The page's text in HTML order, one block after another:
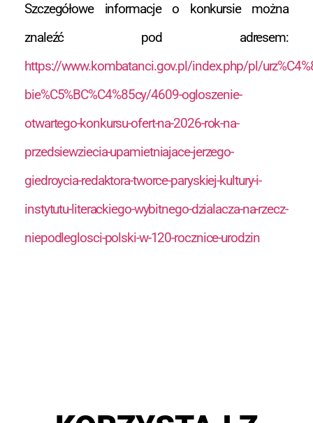
Szczegółowe informacje o konkursie można
znaleźć pod adresem:
https://www.kombatanci.gov.pl/index.php/pl/
bie%C5%BC%C4%85cy/4609-ogloszenie-
otwartego-konkursu-ofert-na-2026-rok-na-
przedsiewziecia-upamietniajace-jerzego-
giedroycia-redaktora-tworce-paryskiej-kultury-i-
instytutu-literackiego-wybitnego-dzialacza-na-rzecz-
niepodleglosci-polski-w-120-rocznice-urodzin